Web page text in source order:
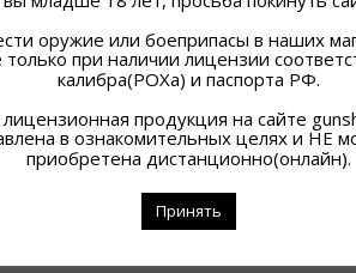
ПОХОЖИЕ ТОВАРЫ
оружие или боеприпасы в наших
при наличии лицензии
калибра(РОХа) и паспорта РФ.
лицензионная продукция на сайте
в ознакомительных целях и НЕ
приобретена дистанционно(онлайн).
Принять